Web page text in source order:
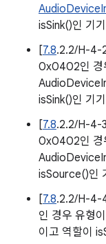
isSink()인 기
[7.8.2.2/H-4-
0x0402인 경
isSink()인 기
[7.8.2.2/H-4-
0x0402인 경
isSource()인
[7.8.2.2/H-4-
인 경우 유형이
이고 역할이